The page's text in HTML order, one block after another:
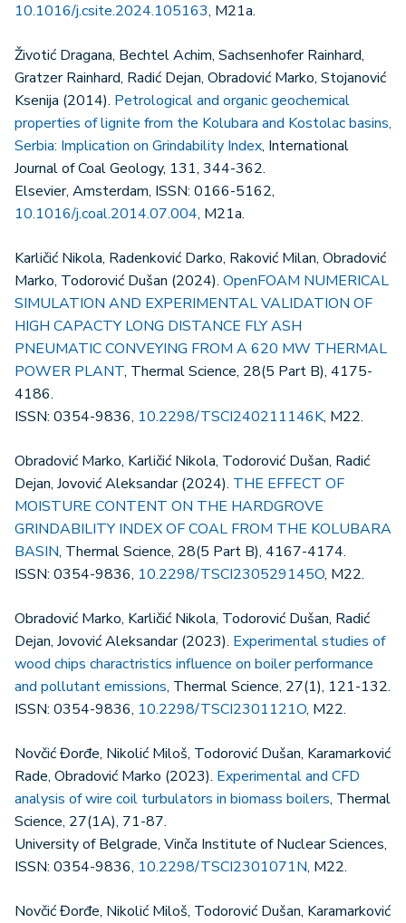
10.1016/j.csite.2024.105163, M21a.
Životić Dragana, Bechtel Achim, Sachsenhofer Rainhard,
Gratzer Rainhard, Radić Dejan, Obradović Marko, Stojanović
Ksenija (2014). Petrological and organic geochemical
properties of lignite from the Kolubara and Kostolac basins,
Serbia: Implication on Grindability Index, International
Journal of Coal Geology, 131, 344-362.
Elsevier, Amsterdam, ISSN: 0166-5162,
10.1016/j.coal.2014.07.004, M21a.
Karličić Nikola, Radenković Darko, Raković Milan, Obradović
Marko, Todorović Dušan (2024). OpenFOAM NUMERICAL
SIMULATION AND EXPERIMENTAL VALIDATION OF
HIGH CAPACTY LONG DISTANCE FLY ASH
PNEUMATIC CONVEYING FROM A 620 MW THERMAL
POWER PLANT, Thermal Science, 28(5 Part B), 4175-
4186.
ISSN: 0354-9836, 10.2298/TSCI240211146K, M22.
Obradović Marko, Karličić Nikola, Todorović Dušan, Radić
Dejan, Jovović Aleksandar (2024). THE EFFECT OF
MOISTURE CONTENT ON THE HARDGROVE
GRINDABILITY INDEX OF COAL FROM THE KOLUBARA
BASIN, Thermal Science, 28(5 Part B), 4167-4174.
ISSN: 0354-9836, 10.2298/TSCI230529145O, M22.
Obradović Marko, Karličić Nikola, Todorović Dušan, Radić
Dejan, Jovović Aleksandar (2023). Experimental studies of
wood chips charactristics influence on boiler performance
and pollutant emissions, Thermal Science, 27(1), 121-132.
ISSN: 0354-9836, 10.2298/TSCI2301121O, M22.
Novčić Đorđe, Nikolić Miloš, Todorović Dušan, Karamarković
Rade, Obradović Marko (2023). Experimental and CFD
analysis of wire coil turbulators in biomass boilers, Thermal
Science, 27(1A), 71-87.
University of Belgrade, Vinča Institute of Nuclear Sciences,
ISSN: 0354-9836, 10.2298/TSCI2301071N, M22.
Novčić Đorđe, Nikolić Miloš, Todorović Dušan, Karamarković